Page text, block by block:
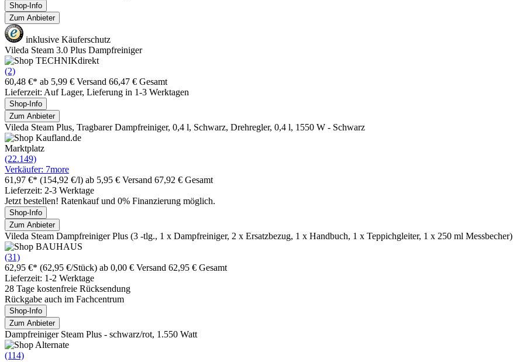
Shop-Info
Zum Anbieter
inklusive Käuferschutz
Vileda Steam 3.0 Plus Dampfreiniger
(2)
60,48 €* ab 5,99 € Versand 66,47 € Gesamt
Lieferzeit: Auf Lager, Lieferung in 1-3 Werktagen
Shop-Info
Zum Anbieter
Vileda Steam Plus, Tragbarer Dampfreiniger, 0,4 l, Schwarz, Drehregler, 0,4 l, 1550 W - Schwarz
Marktplatz
(22.149)
Verkäufer: 7more
61,97 €* (154,92 €/l) ab 5,95 € Versand 67,92 € Gesamt
Lieferzeit: 2-3 Werktage
Jetzt bestellen! Ratenkauf und 0% Finanzierung möglich.
Shop-Info
Zum Anbieter
Vileda Steam Dampfreiniger Plus (3 -tlg., 1 x Dampfreiniger, 2 x Ersatzbezug, 1 x Handbuch, 1 x Teppichgleiter, 1 x 250 ml Messbecher)
(31)
62,95 €* (62,95 €/Stück) ab 0,00 € Versand 62,95 € Gesamt
Lieferzeit: 1-2 Werktage
28 Tage kostenfreie Rücksendung
Rückgabe auch im Fachcentrum
Shop-Info
Zum Anbieter
Dampfreiniger Steam Plus - schwarz/rot, 1.550 Watt
(114)